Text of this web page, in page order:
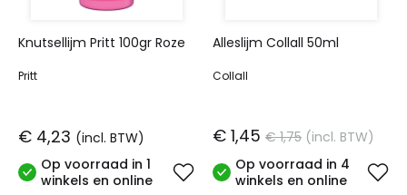
Knutsellijm Pritt 100gr Roze
Pritt
€ 4,23 (incl. BTW)
Op voorraad in 1
winkels en online
Alleslijm Collall 50ml
Collall
€ 1,45 € 1,75 (incl. BTW)
Op voorraad in 4
winkels en online